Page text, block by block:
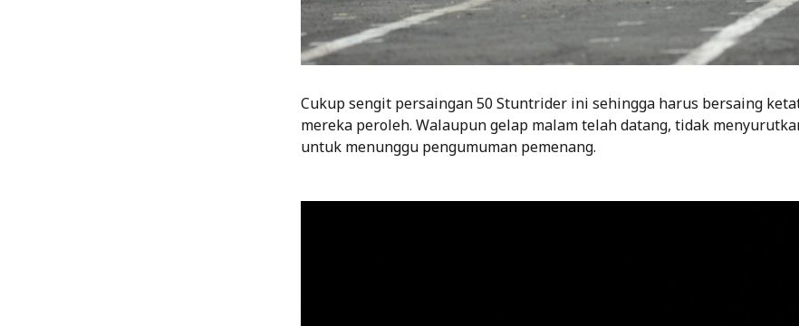
Cukup sengit persaingan 50 Stuntrider ini sehingga harus bersaing
mereka peroleh. Walaupun gelap malam telah datang, tidak
untuk menunggu pengumuman pemenang.